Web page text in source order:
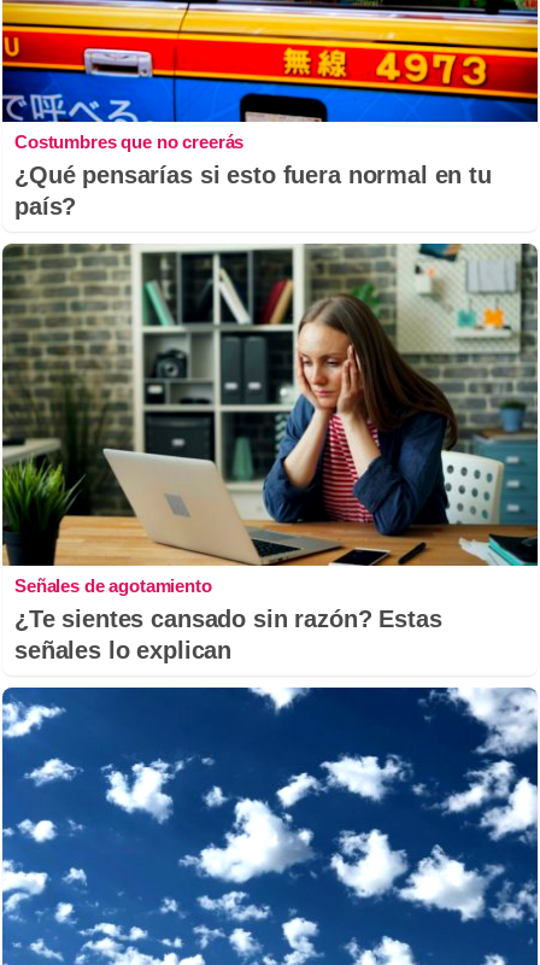
Costumbres que no creerás
¿Qué pensarías si esto fuera normal en tu
país?
Señales de agotamiento
¿Te sientes cansado sin razón? Estas
señales lo explican